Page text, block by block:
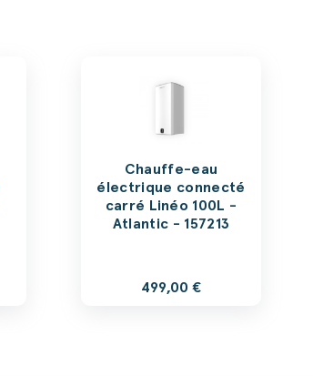
Chauffe-eau
électrique connecté
carré Linéo 100L -
Atlantic - 157213
499,00 €